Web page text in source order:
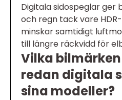
Digitala sidospeglar ger
och regn tack vare
minskar samtidigt
till längre räckvidd för
Vilka
redan digitala
sina modeller?